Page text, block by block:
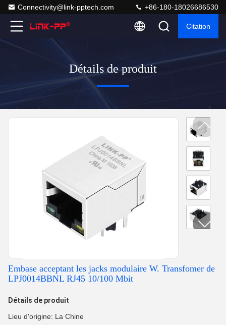
Connectivity@link-pptech.com +86-180-18026686530
Citation
Détails de produit
Embase acceptant les jacks modulaire W. Transfomer de
LPJ0014BBNL RJ45 10/100 Mbit
Détails de produit
Lieu d'origine: La Chine